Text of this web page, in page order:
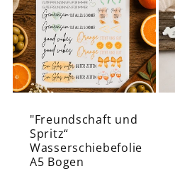
"Freundschaft und
Spritz“
Wasserschiebefolie
A5 Bogen